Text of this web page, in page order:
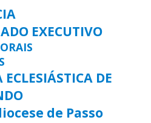
EXECUTIVO
DE
de Passo